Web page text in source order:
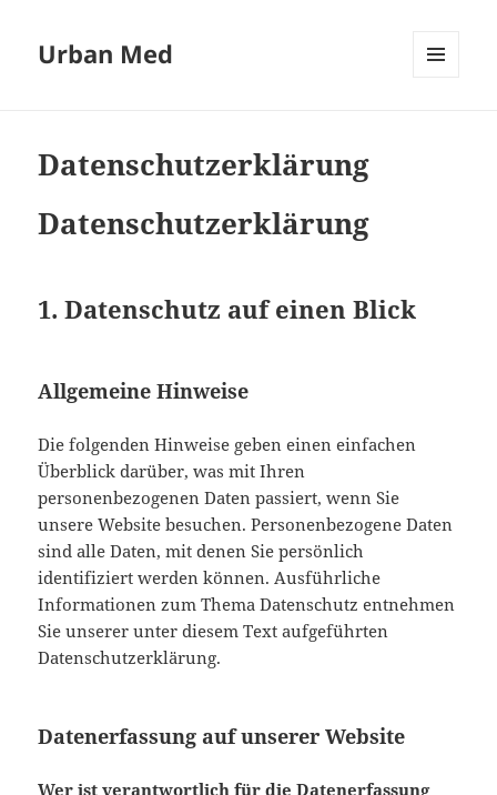
Urban Med
Datenschutzerklärung
Datenschutzerklärung
1. Datenschutz auf einen Blick
Allgemeine Hinweise
Die folgenden Hinweise geben einen einfachen
Überblick darüber, was mit Ihren
personenbezogenen Daten passiert, wenn Sie
unsere Website besuchen. Personenbezogene Daten
sind alle Daten, mit denen Sie persönlich
identifiziert werden können. Ausführliche
Informationen zum Thema Datenschutz entnehmen
Sie unserer unter diesem Text aufgeführten
Datenschutzerklärung.
Datenerfassung auf unserer Website
Wer ist verantwortlich für die Datenerfassung